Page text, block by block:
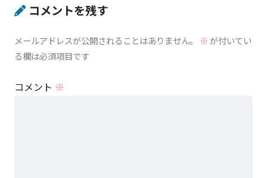
コメントを残す
メールアドレスが公開されることはありません。 ※が付いてい
る欄は必須項目です
コメント ※